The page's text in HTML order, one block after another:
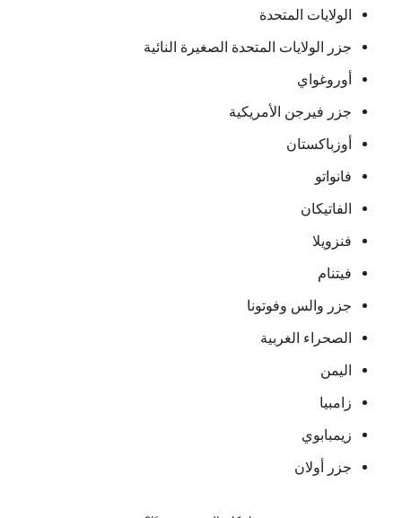
الولايات المتحدة
جزر الولايات المتحدة الصغيرة النائية
أوروغواي
جزر فيرجن الأمريكية
أوزباكستان
فانواتو
الفاتيكان
فنزويلا
فيتنام
جزر والس وفوتونا
الصحراء الغربية
اليمن
زامبيا
زيمبابوي
جزر أولان